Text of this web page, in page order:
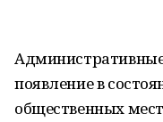
появление в
общественных